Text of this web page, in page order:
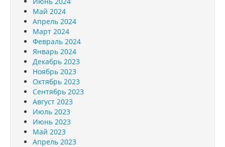
Май 2024
Апрель 2024
Март 2024
Февраль 2024
Январь 2024
Декабрь 2023
Ноябрь 2023
Октябрь 2023
Сентябрь 2023
Август 2023
Июль 2023
Июнь 2023
Май 2023
Апрель 2023